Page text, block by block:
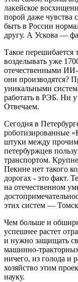
лакейское
порой даже чувства
быть в России
другу. А Ускова —
Такое перешибается
возделывать уже
отечественными
они производятся?
уникальными
работать в РЭБ. Ни
Отвечаем.
Сегодня в
роботизированные
штуки между
петербуржцев
транспортом.
Пекине нет такого
дорогах - это факт.
на отечественном
этих систем —
Чем больше и
успешнее растет
и нужно защищать
машинно-
ничего, из голода и
хозяйство этим
науку.